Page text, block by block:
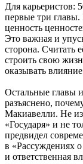
Для карьеристов:
первые три главы.
ценность
Это важная и
сторона. Считать
строить свою
оказывать
Остальные главы
разъяснено,
Макиавелли. Не
«Государя» и не
предвидел
в «Рассуждениях
и ответственная